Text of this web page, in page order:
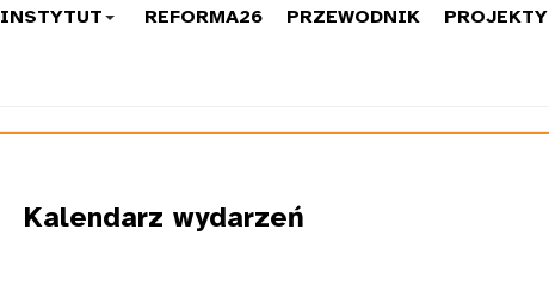
INSTYTUT REFORMA26 PRZEWODNIK PROJEKTY
Kalendarz wydarzeń